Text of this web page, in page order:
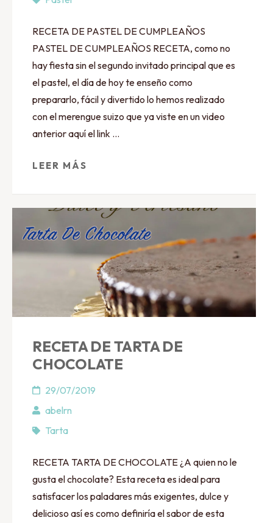
RECETA DE PASTEL DE CUMPLEAÑOS
PASTEL DE CUMPLEAÑOS RECETA, como no
hay fiesta sin el segundo invitado principal que es
el pastel, el día de hoy te enseño como
prepararlo, fácil y divertido lo hemos realizado
con el merengue suizo que ya viste en un video
anterior aquí el link …
LEER MÁS
RECETA DE TARTA DE
CHOCOLATE
29/07/2019
abelrn
Tarta
RECETA TARTA DE CHOCOLATE ¿A quien no le
gusta el chocolate? Esta receta es ideal para
satisfacer los paladares más exigentes, dulce y
delicioso así es como definiría el sabor de esta